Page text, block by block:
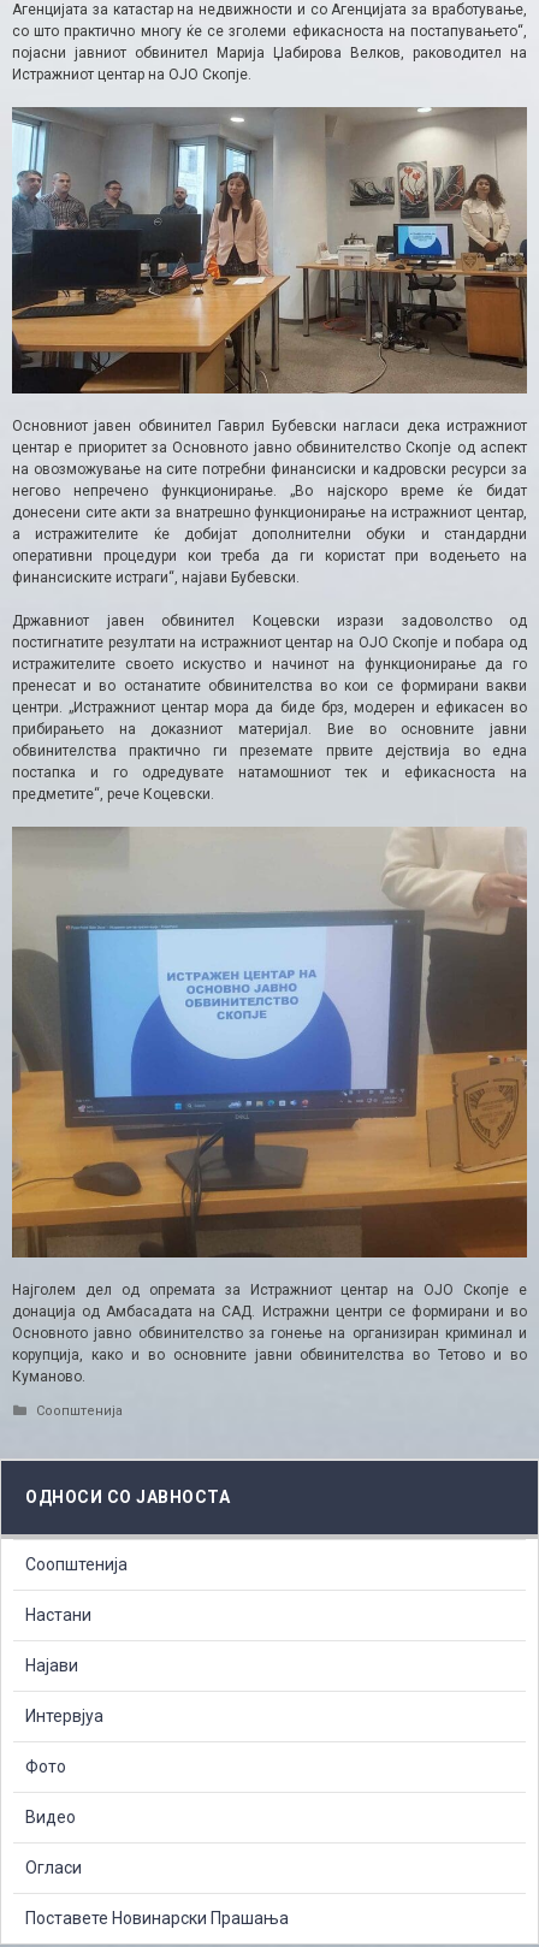
Агенцијата за катастар на недвижности и со Агенцијата за вработување,
со што практично многу ќе се зголеми ефикасноста на постапувањето“,
појасни јавниот обвинител Марија Џабирова Велков, раководител на
Истражниот центар на ОЈО Скопје.
Основниот јавен обвинител Гаврил Бубевски нагласи дека истражниот
центар е приоритет за Основното јавно обвинителство Скопје од аспект
на овозможување на сите потребни финансиски и кадровски ресурси за
негово непречено функционирање. „Во најскоро време ќе бидат
донесени сите акти за внатрешно функционирање на истражниот центар,
а истражителите ќе добијат дополнителни обуки и стандардни
оперативни процедури кои треба да ги користат при водењето на
финансиските истраги“, најави Бубевски.
Државниот јавен обвинител Коцевски изрази задоволство од
постигнатите резултати на истражниот центар на ОЈО Скопје и побара од
истражителите своето искуство и начинот на функционирање да го
пренесат и во останатите обвинителства во кои се формирани вакви
центри. „Истражниот центар мора да биде брз, модерен и ефикасен во
прибирањето на доказниот материјал. Вие во основните јавни
обвинителства практично ги преземате првите дејствија во една
постапка и го одредувате натамошниот тек и ефикасноста на
предметите“, рече Коцевски.
Најголем дел од опремата за Истражниот центар на ОЈО Скопје е
донација од Амбасадата на САД. Истражни центри се формирани и во
Основното јавно обвинителство за гонење на организиран криминал и
корупција, како и во основните јавни обвинителства во Тетово и во
Куманово.
Categories
Соопштенија
ОДНОСИ СО ЈАВНОСТА
Соопштенија
Настани
Најави
Интервјуа
Фото
Видео
Огласи
Поставете Новинарски Прашања